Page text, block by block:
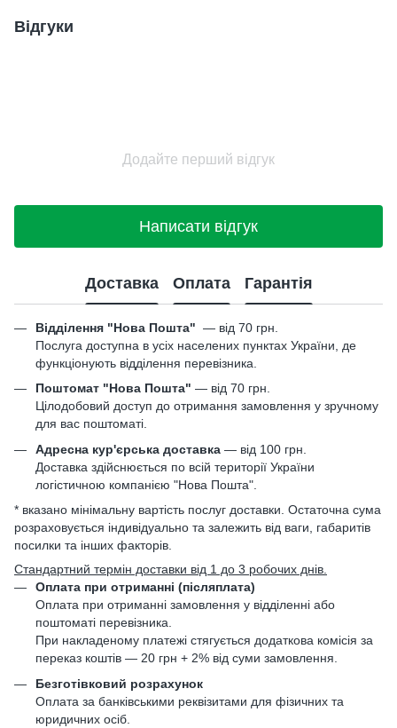
Відгуки
Додайте перший відгук
Написати відгук
Доставка Оплата Гарантія
Відділення "Нова Пошта" — від 70 грн.
Послуга доступна в усіх населених пунктах України, де
функціонують відділення перевізника.
Поштомат "Нова Пошта" — від 70 грн.
Цілодобовий доступ до отримання замовлення у зручному
для вас поштоматі.
Адресна кур'єрська доставка — від 100 грн.
Доставка здійснюється по всій території України
логістичною компанією "Нова Пошта".
* вказано мінімальну вартість послуг доставки. Остаточна сума
розраховується індивідуально та залежить від ваги, габаритів
посилки та інших факторів.
Стандартний термін доставки від 1 до 3 робочих днів.
Оплата при отриманні (післяплата)
Оплата при отриманні замовлення у відділенні або
поштоматі перевізника.
При накладеному платежі стягується додаткова комісія за
переказ коштів — 20 грн + 2% від суми замовлення.
Безготівковий розрахунок
Оплата за банківськими реквізитами для фізичних та
юридичних осіб.